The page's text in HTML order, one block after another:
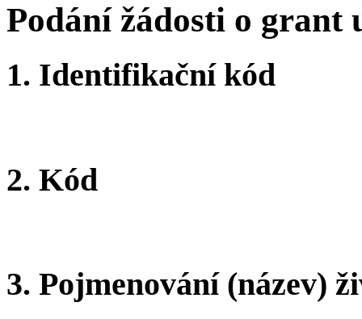
Podání žádosti o grant
1. Identifikační kód
2. Kód
3. Pojmenování (název)